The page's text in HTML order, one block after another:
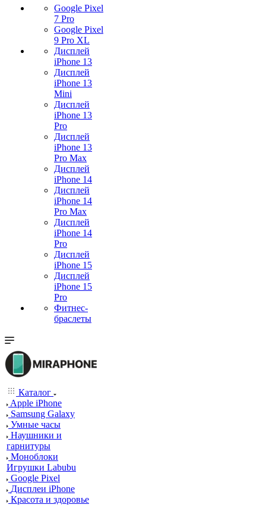
Google Pixel
7 Pro
Google Pixel
9 Pro XL
Дисплей
iPhone 13
Дисплей
iPhone 13
Mini
Дисплей
iPhone 13
Pro
Дисплей
iPhone 13
Pro Max
Дисплей
iPhone 14
Дисплей
iPhone 14
Pro Max
Дисплей
iPhone 14
Pro
Дисплей
iPhone 15
Дисплей
iPhone 15
Pro
Фитнес-
браслеты
Каталог
Apple iPhone
Samsung Galaxy
Умные часы
Наушники и
гарнитуры
Моноблоки
Игрушки Labubu
Google Pixel
Дисплеи iPhone
Красота и здоровье